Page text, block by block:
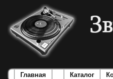
Главная Каталог